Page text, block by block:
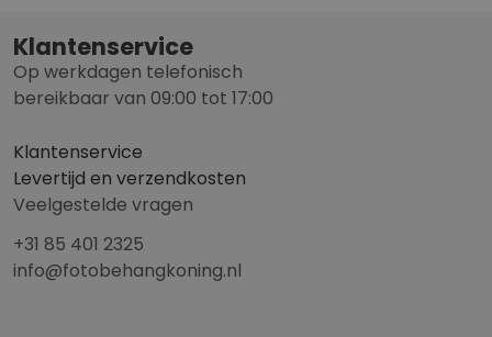
Klantenservice
Op werkdagen telefonisch
bereikbaar van 09:00 tot 17:00
Klantenservice
Levertijd en verzendkosten
Veelgestelde vragen
+31 85 401 2325
info@fotobehangkoning.nl